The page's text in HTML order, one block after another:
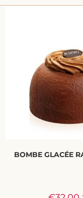
BOMBE GLACÉE